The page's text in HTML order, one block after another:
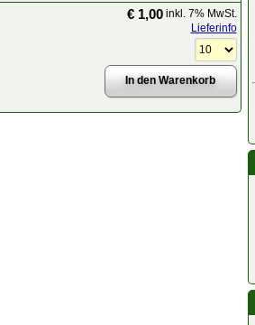
€ 1,00inkl. 7% MwSt.
Lieferinfo